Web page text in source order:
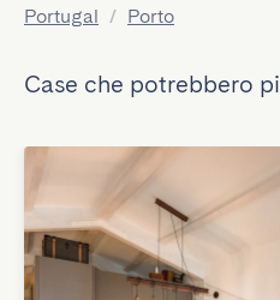
Portugal / Porto
Case che potrebbero